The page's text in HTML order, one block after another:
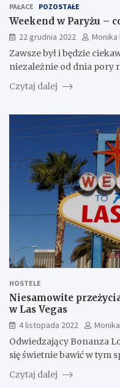
PAŁACE POZOSTAŁE
Weekend w Paryżu –
22 grudnia 2022
Monika
Zawsze był i będzie
niezależnie od dnia pory
Czytaj dalej
HOSTELE
Niesamowite
w Las Vegas
4 listopada 2022
Odwiedzający Bonanza
się świetnie bawić w tym
Czytaj dalej